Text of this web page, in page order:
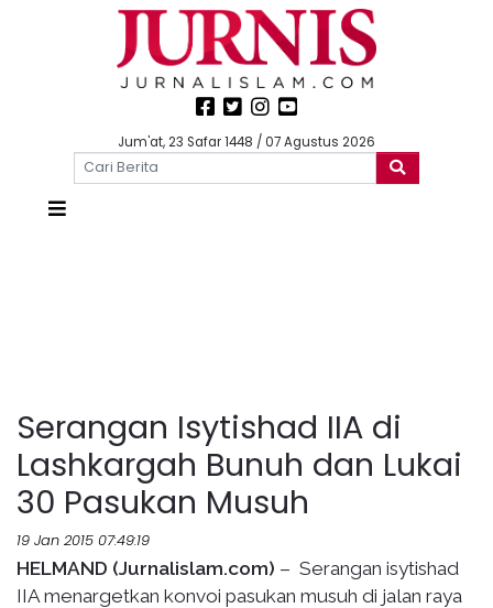
Jum'at, 23 Safar 1448 / 07 Agustus 2026
Serangan Isytishad IIA di
Lashkargah Bunuh dan Lukai
30 Pasukan Musuh
19 Jan 2015 07:49:19
HELMAND (Jurnalislam.com) – Serangan isytishad
IIA menargetkan konvoi pasukan musuh di jalan raya